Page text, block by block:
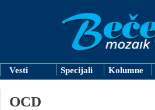
Vesti Specijali Kolumne
OCD